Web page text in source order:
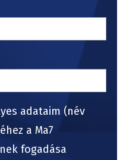
adataim (név
a Ma7
fogadása